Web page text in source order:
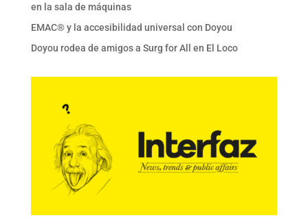
en la sala de máquinas
EMAC® y la accesibilidad universal con Doyou
Doyou rodea de amigos a Surg for All en El Loco